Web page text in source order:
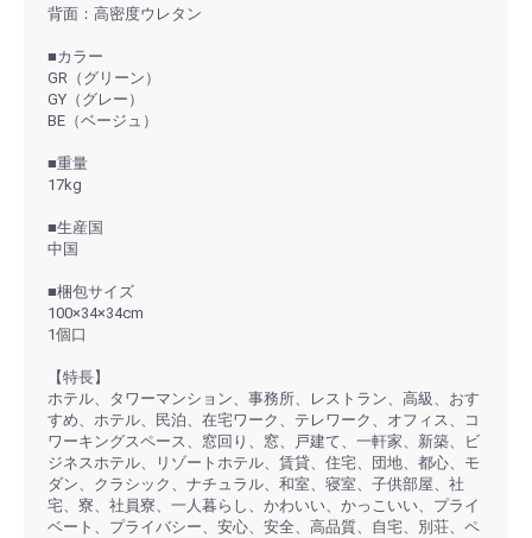
背面：高密度ウレタン
■カラー
GR（グリーン）
GY（グレー）
BE（ベージュ）
■重量
17kg
■生産国
中国
■梱包サイズ
100×34×34cm
1個口
【特長】
ホテル、タワーマンション、事務所、レストラン、高級、おす
すめ、ホテル、民泊、在宅ワーク、テレワーク、オフィス、コ
ワーキングスペース、窓回り、窓、戸建て、一軒家、新築、ビ
ジネスホテル、リゾートホテル、賃貸、住宅、団地、都心、モ
ダン、クラシック、ナチュラル、和室、寝室、子供部屋、社
宅、寮、社員寮、一人暮らし、かわいい、かっこいい、プライ
ベート、プライバシー、安心、安全、高品質、自宅、別荘、ペ